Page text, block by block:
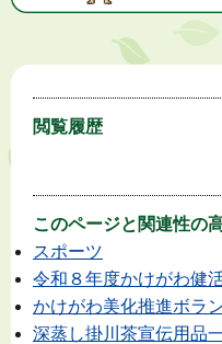
閲覧履歴
このページと 関連性の
スポーツ
令和８年度かけがわ健
かけがわ美化推進ボラ
深蒸し掛川茶宣伝用品